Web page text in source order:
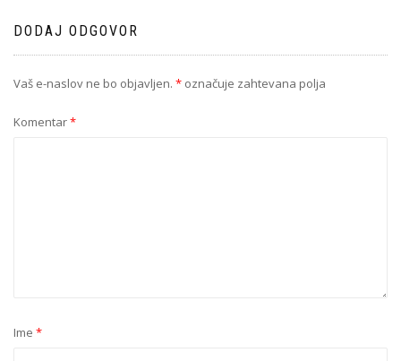
DODAJ ODGOVOR
Vaš e-naslov ne bo objavljen. * označuje zahtevana polja
Komentar*
Ime *